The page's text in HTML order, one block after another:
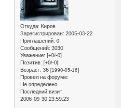
Откуда: Киров
Зарегистрирован: 2005-03-22
Приглашений: 0
Сообщений: 3030
Уважение: [+0/-0]
Позитив: [+0/-0]
Возраст: 36 [1990-05-16]
Провел на форуме:
Не определено
Последний визит:
2006-09-30 23:59:23